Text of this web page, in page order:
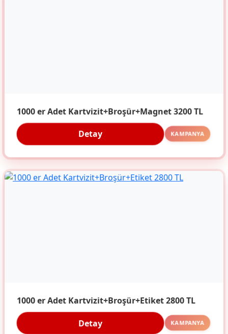
1000 er Adet Kartvizit+Broşür+Magnet 3200 TL
Detay KAMPANYA
1000 er Adet Kartvizit+Broşür+Etiket 2800 TL
Detay KAMPANYA